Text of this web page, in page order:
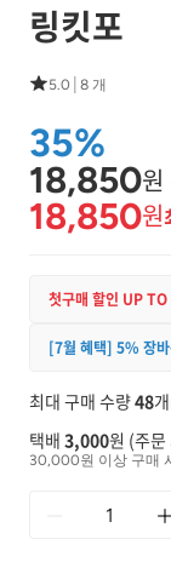
링킷포
5.0 8 개
35%
18,850원
18,850원
첫구매 할인 UP
[7월 혜택] 5% 장
최대 구매 수량48
택배 3,000원 (주문
30,000원 이상 구매